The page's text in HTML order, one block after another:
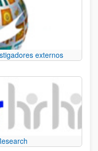
externos